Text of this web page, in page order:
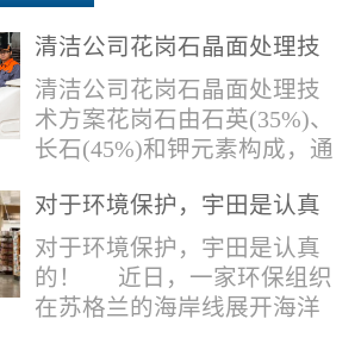
清洁公司花岗石晶面处理技
术方案
清洁公司花岗石晶面处理技
术方案花岗石由石英(35%)、
长石(45%)和钾元素构成，通
含有极少量的方解石，表面
能看出具有矿物颗粒的结晶
体，硬度比大理石硬，硬度
在6.5左右。维护比大理石容
对于环境保护，宇田是认真
的！
对于环境保护，宇田是认真
的！ 近日，一家环保组织
在苏格兰的海岸线展开海洋